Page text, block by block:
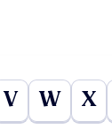
V W X